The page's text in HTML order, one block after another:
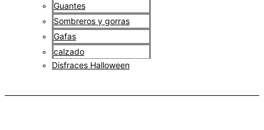
Guantes
Sombreros y gorras
Gafas
calzado
Disfraces Halloween